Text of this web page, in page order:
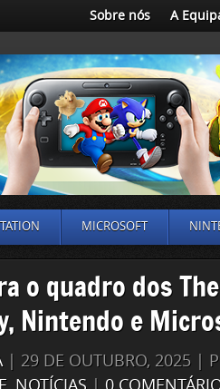
Sobre nós A
MICROSOFT
o quadro dos
Nintendo e
| 29 DE OUTUBRO, 2025 |